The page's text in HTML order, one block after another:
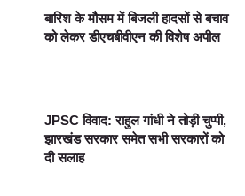
बारिश के मौसम में बिजली हादसों से बचाव
को लेकर डीएचबीवीएन की विशेष अपील
JPSC विवाद: राहुल गांधी ने तोड़ी चुप्पी,
झारखंड सरकार समेत सभी सरकारों को
दी सलाह